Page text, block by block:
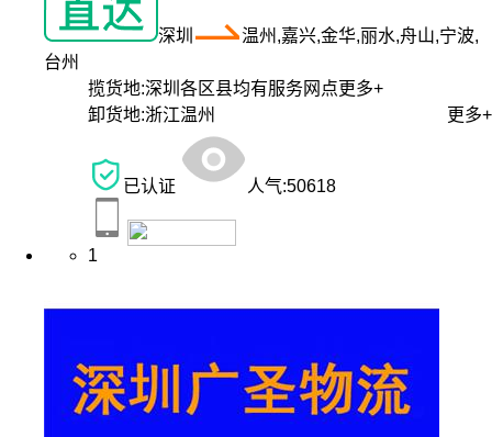
深圳
温州,嘉兴,金华,丽水,舟山,宁波,
台州
揽货地:深圳各区县均有服务网点更多+
卸货地:浙江温州 更多+
已认证 人气:50618
1